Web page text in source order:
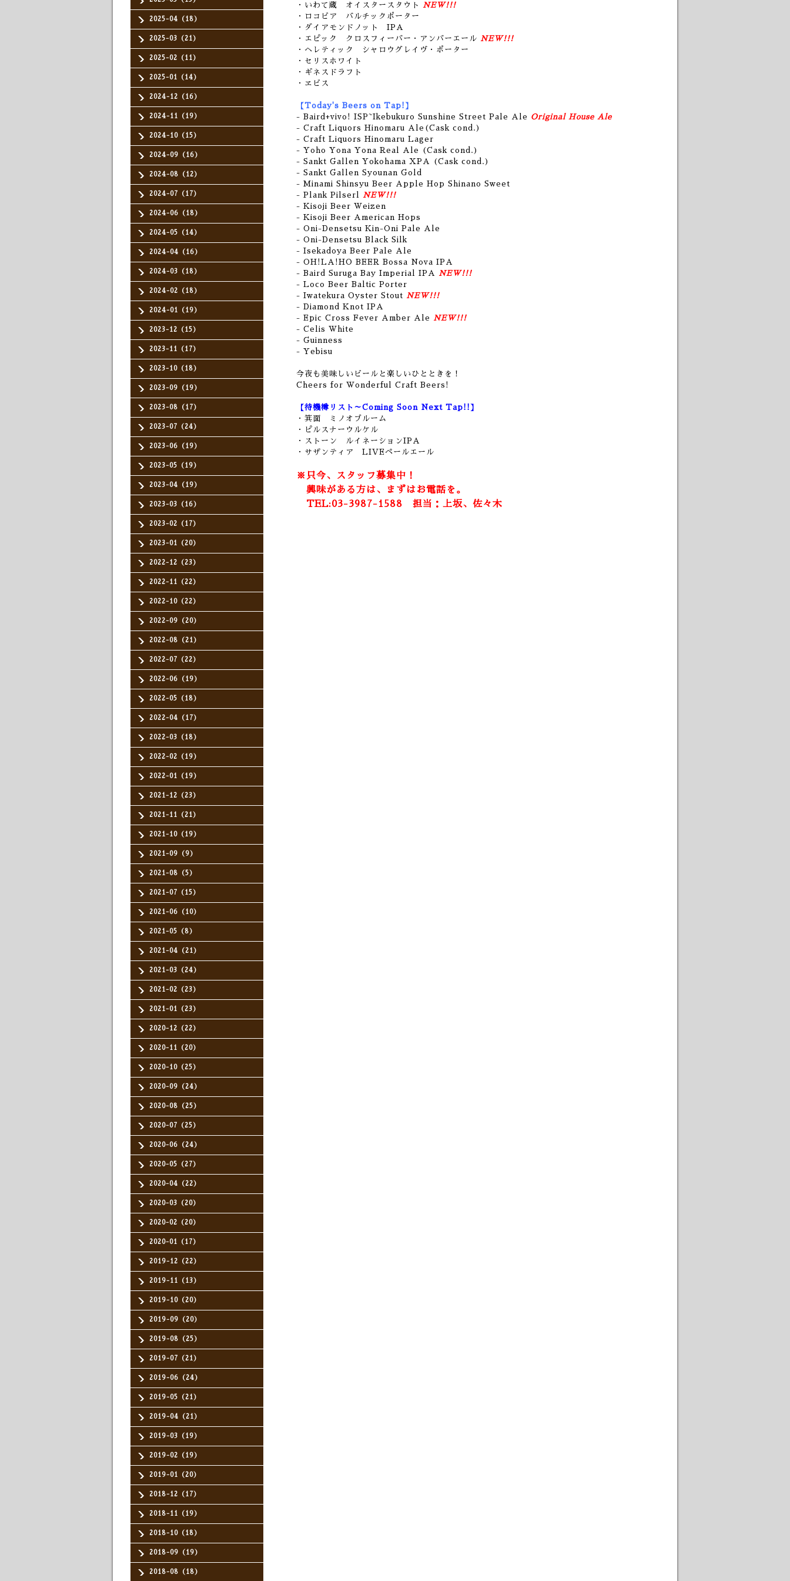
2025-04（18）
2025-03（21）
2025-02（11）
2025-01（14）
2024-12（16）
2024-11（19）
2024-10（15）
2024-09（16）
2024-08（12）
2024-07（17）
2024-06（18）
2024-05（14）
2024-04（16）
2024-03（18）
2024-02（18）
2024-01（19）
2023-12（15）
2023-11（17）
2023-10（18）
2023-09（19）
2023-08（17）
2023-07（24）
2023-06（19）
2023-05（19）
2023-04（19）
2023-03（16）
2023-02（17）
2023-01（20）
2022-12（23）
2022-11（22）
2022-10（22）
2022-09（20）
2022-08（21）
2022-07（22）
2022-06（19）
2022-05（18）
2022-04（17）
2022-03（18）
2022-02（19）
2022-01（19）
2021-12（23）
2021-11（21）
2021-10（19）
2021-09（9）
2021-08（5）
2021-07（15）
2021-06（10）
2021-05（8）
2021-04（21）
2021-03（24）
2021-02（23）
2021-01（23）
2020-12（22）
2020-11（20）
2020-10（25）
2020-09（24）
2020-08（25）
2020-07（25）
2020-06（24）
2020-05（27）
2020-04（22）
2020-03（20）
2020-02（20）
2020-01（17）
2019-12（22）
2019-11（13）
2019-10（20）
2019-09（20）
2019-08（25）
2019-07（21）
2019-06（24）
2019-05（21）
2019-04（21）
2019-03（19）
2019-02（19）
2019-01（20）
2018-12（17）
2018-11（19）
2018-10（18）
2018-09（19）
2018-08（18）
・いわて蔵 オイスタースタウト
NEW!!!
・ロコビア バルチックポーター
・ダイアモンドノット IPA
・エピック クロスフィーバー・アンバーエール NEW!!!
・ヘレティック シャロウグレイヴ・ポーター
・セリスホワイト
・ギネスドラフト
・ヱビス
【Today's Beers on Tap!】
- Baird+vivo! ISP~Ikebukuro Sunshine Street Pale Ale
Original House Ale
- Craft Liquors Hinomaru Ale(Cask cond.)
- Craft Liquors Hinomaru Lager
- Yoho Yona Yona Real Ale (Cask cond.)
- Sankt Gallen Yokohama XPA (Cask cond.)
- Sankt Gallen Syounan Gold
- Minami Shinsyu Beer Apple Hop Shinano Sweet
- Plank Pilserl
NEW!!!
- Kisoji Beer Weizen
- Kisoji Beer American Hops
- Oni-Densetsu Kin-Oni Pale Ale
- Oni-Densetsu Black Silk
- Isekadoya Beer Pale Ale
- OH!LA!HO BEER Bossa Nova IPA
- Baird Suruga Bay Imperial IPA
NEW!!!
- Loco Beer Baltic Porter
- Iwatekura Oyster Stout NEW!!!
- Diamond Knot IPA
- Epic Cross Fever Amber Ale
NEW!!!
- Celis White
- Guinness
- Yebisu
今夜も美味しいビールと楽しいひとときを！
Cheers for Wonderful Craft Beers!
【待機樽リスト～Coming Soon Next Tap!!】
・箕面 ミノオブルーム
・ピルスナーウルケル
・ストーン ルイネーションIPA
・サザンティア LIVEペールエール
※只今、スタッフ募集中！
興味がある方は、まずはお電話を。
TEL:03-3987-1588 担当：上坂、佐々木